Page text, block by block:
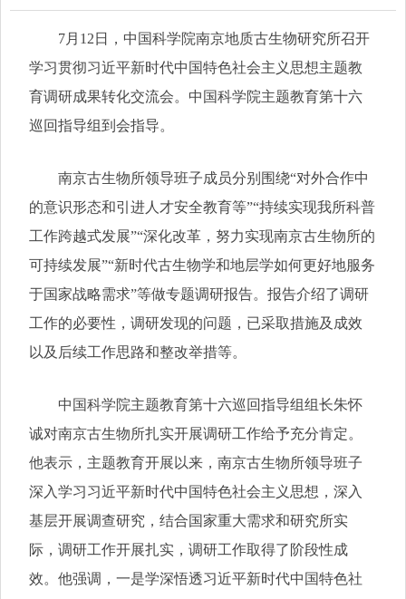
7月 12 日，中国科学院南京地质古生物研究所召开
学习贯彻习近平新时代中国特色社会主义思想主题教
育调研成果转化交流会。中国科学院主题教育第十六
巡回指导组到会指导。
南京古生物所领导班子成员分别围绕“对外合作中
的意识形态和引进人才安全教育等”“持续实现我所科普
工作跨越式发展”“深化改革，努力实现南京古生物所的
可持续发展”“新时代古生物学和地层学如何更好地服务
于国家战略需求”等做专题调研报告。报告介绍了调研
工作的必要性，调研发现的问题，已采取措施及成效
以及后续工作思路和整改举措等。
中国科学院主题教育第十六巡回指导组组长朱怀
诚对南京古生物所扎实开展调研工作给予充分肯定。
他表示，主题教育开展以来，南京古生物所领导班子
深入学习习近平新时代中国特色社会主义思想，深入
基层开展调查研究，结合国家重大需求和研究所实
际，调研工作开展扎实，调研工作取得了阶段性成
效。他强调，一是学深悟透习近平新时代中国特色社